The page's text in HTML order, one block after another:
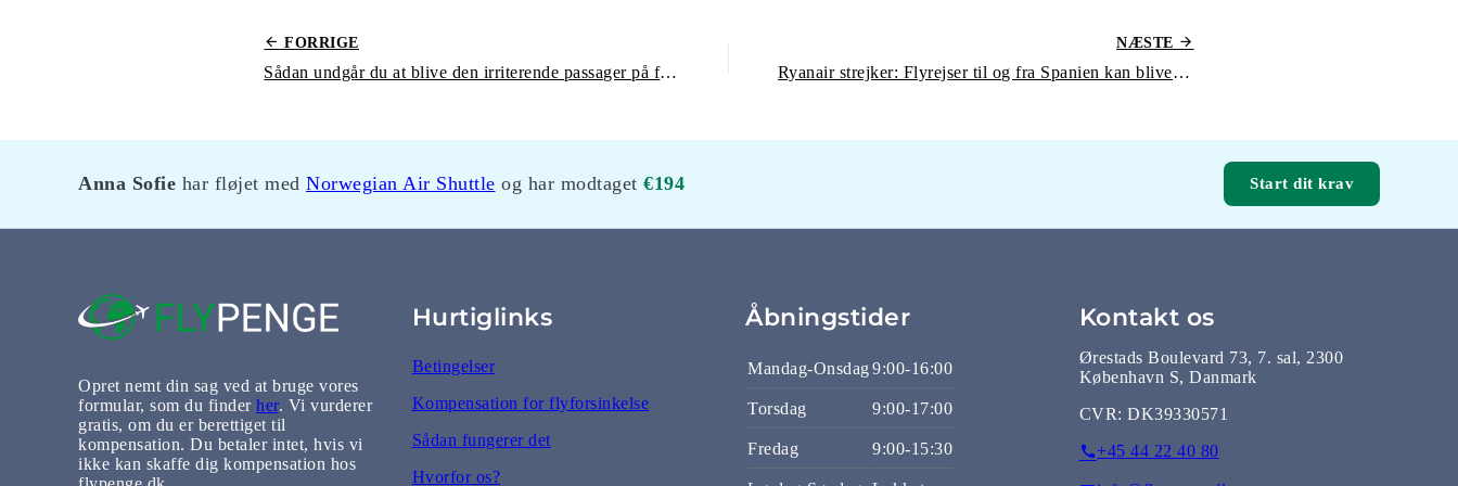
FORRIGE
Sådan undgår du at blive den irriterende passager på flyet
NÆSTE
Ryanair strejker: Flyrejser til og fra Spanien kan blive berørt af 5 måneders strejke fra 8. august
Anna Sofie har fløjet med Norwegian Air Shuttle og har modtaget €194
Evahar fløjet medNorwegian Air Shuttle og har modtaget€582 Start dit krav
Opret nemt din sag ved at bruge vores
formular, som du finder her. Vi vurderer
gratis, om du er berettiget til
kompensation. Du betaler intet, hvis vi
ikke kan skaffe dig kompensation hos
Hurtiglinks
Betingelser
Kompensation for flyforsinkelse
Sådan fungerer det
Hvorfor os?
Åbningstider
Mandag-Onsdag9:00-16:00
Torsdag 9:00-17:00
Fredag 9:00-15:30
Kontakt os
Ørestads Boulevard 73, 7. sal, 2300
København S, Danmark
CVR: DK39330571
+45 44 22 40 80